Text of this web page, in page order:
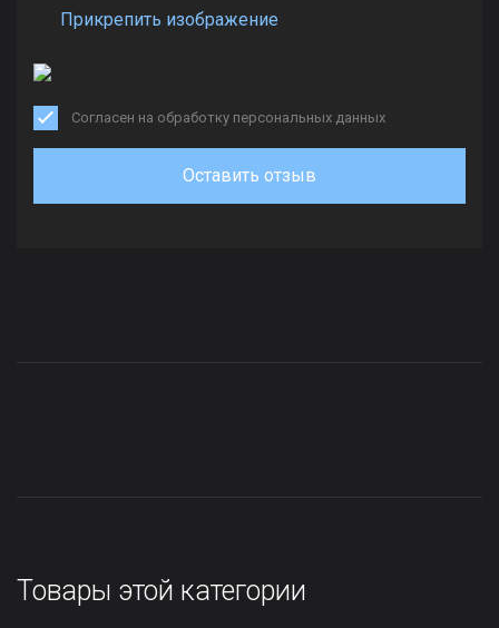
Прикрепить изображение
Согласен на обработку персональных данных
Оставить отзыв
Товары этой категории